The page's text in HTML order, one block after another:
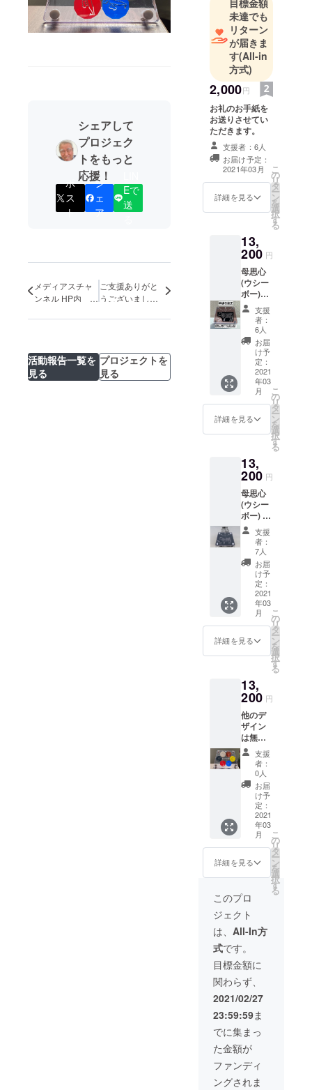
シェアして
プロジェク
トをもっと
応援！
ポ
ス
ト
シ
ェ
ア
Eで
送
メディアスチャ
ンネル HP内
ス」にて配信さ
ご支援ありがと
うございまし
活動報告一覧を
見る
プロジェクトを
見る
ます。未達でも
リターン
が届きま
す(All-in
方式)
2,000円
お礼のお手紙を
お送りさせてい
ただきます。
支援者：6人
お届け予定：
2021年03月
詳細を見る
こ
の
リ
タ
ー
ン
を
選
択
す
る
13,
200 円
母思心
(ウシー
ボー)
中抜き
加工品
本体部
分と中
抜き部
分をお
好みの
組み合
わせで
お届け
しま
す。 ※
本体＝
スモー
ク、ブ
ラウン
スモー
ク、ブ
ラック
(不透明)
のいず
れか ※
中抜き
＝ブ
ルース
モー
ク、ブ
ラウン
スモー
ク、ブ
(不透明)
れか 一
つずつ
丁寧に
手作り
した製
品で
す。 組
付け部
品が同
封され
す。
※送料・
消費税
込みの
価格で
す。
ション
望の組
み合わ
せをお
選びく
ださ
い。
支援
者：
6人
お届
け予
定：
2021
年03
月
詳細を見る
こ
の
リ
タ
ー
ン
を
選
択
す
る
13,
200 円
母思心
(ウシー
ボー) 一
枚の板
にデザ
インを
彫った
全彫り
タイ
プ。 ブ
ルース
モーク
色、ブ
ラウン
スモー
ク色、
ク(不透
明)色 の
3色をご
用意し
まし
た。 一
つずつ
丁寧に
手を加
えた製
品で
す。 組
付け部
品が同
封され
ます。
※送料・
価格で
す。
オプ
ション
でご希
望の色
をお選
びくだ
さい。
支援
者：
7人
お届
け予
定：
2021
年03
月
詳細を見る
こ
の
リ
タ
ー
ン
を
選
択
す
る
13,
200 円
他のデ
ザイン
は無い
の？と
いうお
問い合
わせに
おこた
えし
て、新
作をご
用意し
まし
た。
ボート
レース
をデザ
インし
たもの
です。
母思心
と同じ
材質で
出来て
いま
す。 一
つずつ
丁寧に
手作り
した製
品で
す。 組
付け部
品が同
支援
者：
0人
お届
け予
定：
2021
年03
月
詳細を見る
こ
の
リ
タ
ー
ン
を
選
択
す
る
このプロ
ジェクト
は、 All-In方
式です。
目標金額に
関わらず、
2021/02/27
23:59:59ま
でに集まっ
た金額が
ファンディ
ングされま